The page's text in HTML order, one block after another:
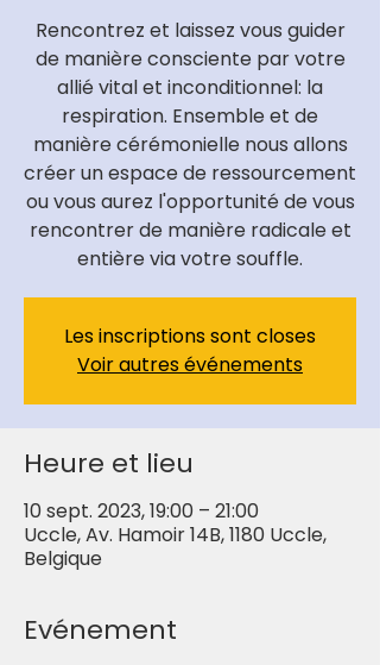
Rencontrez et laissez vous guider
de manière consciente par votre
allié vital et inconditionnel: la
respiration. Ensemble et de
manière cérémonielle nous allons
créer un espace de ressourcement
ou vous aurez l'opportunité de vous
rencontrer de manière radicale et
entière via votre souffle.
Les inscriptions sont closes
Voir autres événements
Heure et lieu
10 sept. 2023, 19:00 – 21:00
Uccle, Av. Hamoir 14B, 1180 Uccle,
Belgique
Evénement